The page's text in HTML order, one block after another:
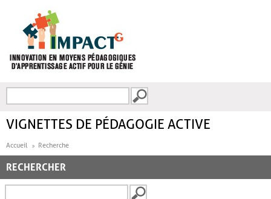
FORMULAIRE DE
VIGNETTES DE PÉDAGOGIE ACTIVE
Accueil Recherche
RECHERCHER